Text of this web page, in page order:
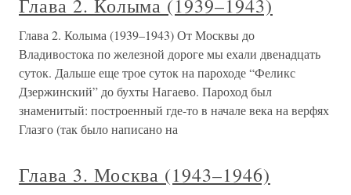
Глава 2. Колыма (1939–1943)
Глава 2. Колыма (1939–1943) От Москвы до
Владивостока по железной дороге мы ехали двенадцать
суток. Дальше еще трое суток на пароходе “Феликс
Дзержинский” до бухты Нагаево. Пароход был
знаменитый: построенный где-то в начале века на верфях
Глазго (так было написано на
Глава 3. Москва (1943–1946)